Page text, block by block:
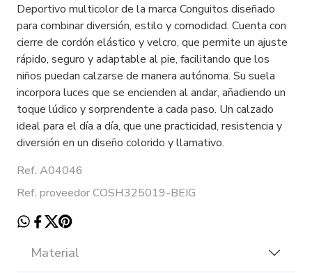
Deportivo multicolor de la marca Conguitos diseñado
para combinar diversión, estilo y comodidad. Cuenta con
cierre de cordón elástico y velcro, que permite un ajuste
rápido, seguro y adaptable al pie, facilitando que los
niños puedan calzarse de manera autónoma. Su suela
incorpora luces que se encienden al andar, añadiendo un
toque lúdico y sorprendente a cada paso. Un calzado
ideal para el día a día, que une practicidad, resistencia y
diversión en un diseño colorido y llamativo.
Ref. A04046
Ref. proveedor COSH325019-BEIG
Material